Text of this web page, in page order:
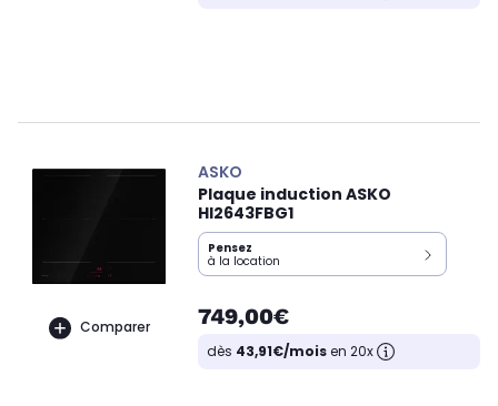
Comparer
ASKO
Plaque induction ASKO
HI2643FBG1
Pensez
à la location
749,00€
dès 43,91€/moisen 20x